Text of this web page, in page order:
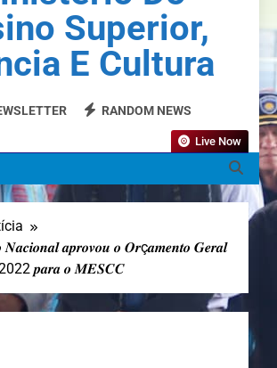
Superior,
E Cultura
RANDOM NEWS
Live Now
𝒂𝒑𝒓𝒐𝒗𝒐𝒖 𝒐 𝑶𝒓ç𝒂𝒎𝒆𝒏𝒕𝒐 𝑮𝒆𝒓𝒂𝒍
2022 𝒑𝒂𝒓𝒂 𝒐 𝑴𝑬𝑺𝑪𝑪